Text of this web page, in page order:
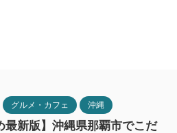
グルメ・カフェ 沖縄
最新版】沖縄県那覇市でこだ